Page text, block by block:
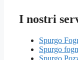
I nostri
Spurgo
Spurgo